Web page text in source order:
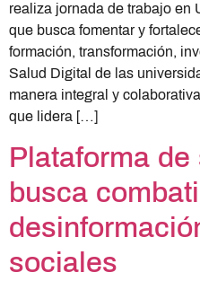
realiza jornada de trabajo en
que busca fomentar y
formación, transformación,
Salud Digital de las
manera integral y
que lidera […]
Plataforma
busca
sociales